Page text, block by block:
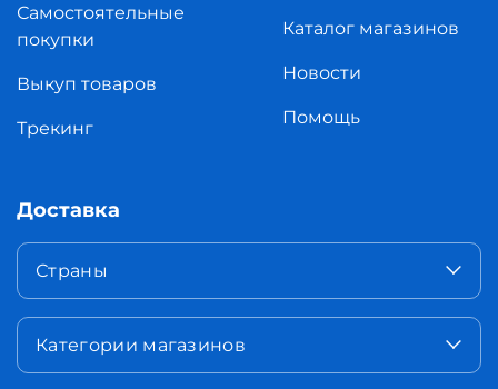
Самостоятельные
покупки
Выкуп товаров
Трекинг
Каталог магазинов
Новости
Помощь
Доставка
Страны
Категории магазинов